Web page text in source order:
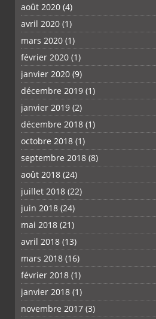
août 2020 (4)
avril 2020 (1)
mars 2020 (1)
février 2020 (1)
janvier 2020 (9)
décembre 2019 (1)
janvier 2019 (2)
décembre 2018 (1)
octobre 2018 (1)
septembre 2018 (8)
août 2018 (24)
juillet 2018 (22)
juin 2018 (24)
mai 2018 (21)
avril 2018 (13)
mars 2018 (16)
février 2018 (1)
janvier 2018 (1)
novembre 2017 (3)